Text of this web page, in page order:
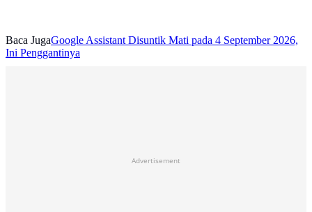
Baca JugaGoogle Assistant Disuntik Mati pada 4 September 2026,
Ini Penggantinya
Advertisement